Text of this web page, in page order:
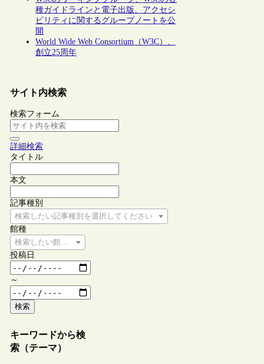
種ガイドラインと電子出版、アクセシ
ビリティに関するグループノートを公
開
World Wide Web Consortium（W3C）、
創立25周年
サイト内検索
検索フォーム
詳細検索
タイトル
本文
記事種別
検索したい記事種別を選択してください
館種
検索したい館種を選択してください
投稿日
～
検索
キーワードから検
索（テーマ）